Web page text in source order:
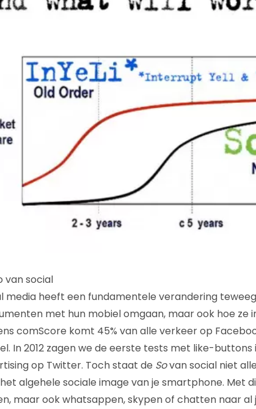
van social
media heeft een fundamentele verandering
met hun mobiel omgaan, maar ook hoe
comScore komt 45% van alle verkeer op
In 2012 zagen we de eerste tests met like-
op Twitter. Toch staat de Sovan social niet
algehele sociale image van je smartphone. Met
maar ook whatsappen, skypen of chatten naar